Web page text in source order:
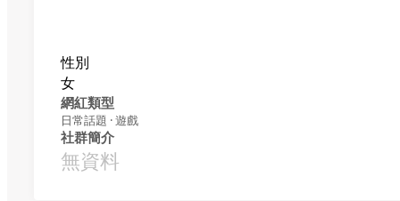
性別
女
網紅類型
日常話題 · 遊戲
社群簡介
無資料